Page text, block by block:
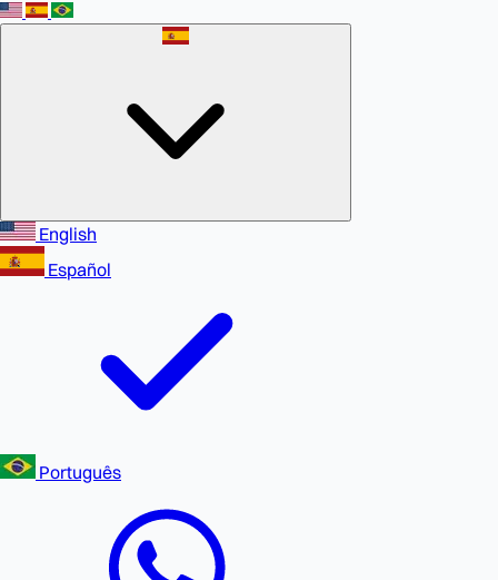
English
Español
Português